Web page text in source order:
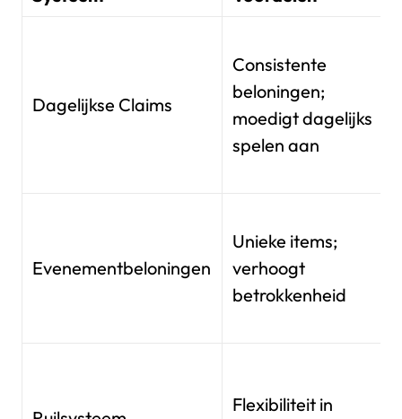
Dagelijkse Claims
Consistente
beloningen;
moedigt dagelijks
spelen aan
Evenementbeloningen
Unieke items;
verhoogt
betrokkenheid
Flexibiliteit in